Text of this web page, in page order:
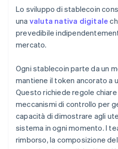
Lo sviluppo di stablecoin
una valuta nativa digitale
prevedibile
mercato.
Ogni stablecoin parte da un
mantiene il token ancorato a
Questo richiede regole
meccanismi di controllo per
capacità di dimostrare agli
sistema in ogni momento. I
rimborso, la composizione